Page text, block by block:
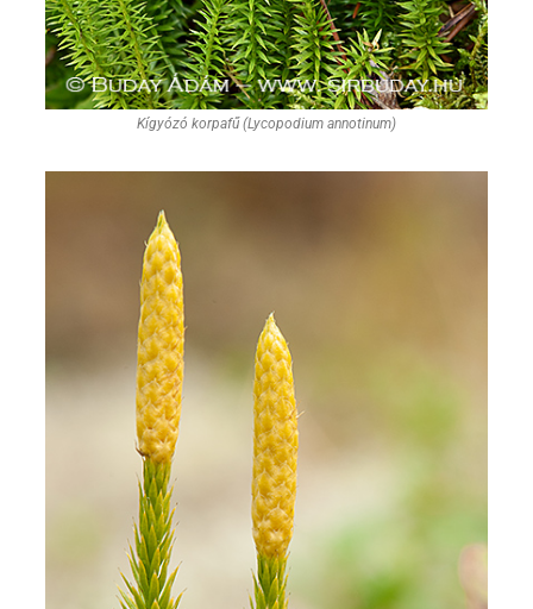
Kígyózó korpafű (Lycopodium annotinum)